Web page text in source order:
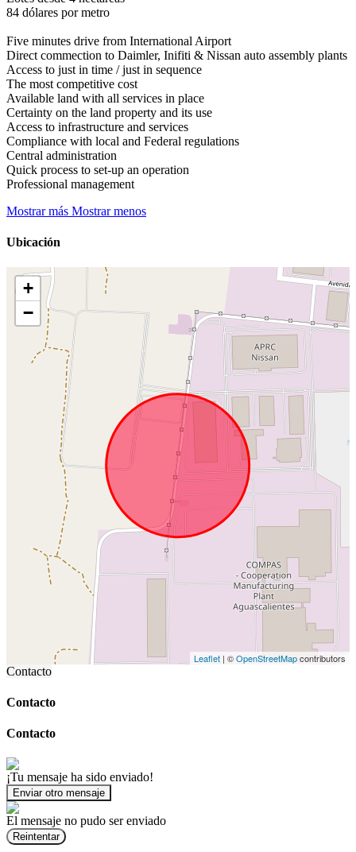
84 dólares por metro
Five minutes drive from International Airport
Direct commection to Daimler, Inifiti & Nissan auto assembly plants
Access to just in time / just in sequence
The most competitive cost
Available land with all services in place
Certainty on the land property and its use
Access to infrastructure and services
Compliance with local and Federal regulations
Central administration
Quick process to set-up an operation
Professional management
Mostrar más Mostrar menos
Ubicación
+
−
Leaflet | ©OpenStreetMapcontributors
Contacto
Contacto
Contacto
¡Tu mensaje ha sido enviado!
Enviar otro mensaje
El mensaje no pudo ser enviado
Reintentar